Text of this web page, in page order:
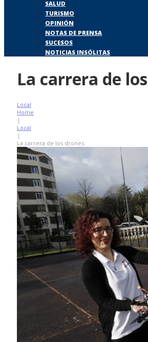
SALUD
TURISMO
OPINIÓN
NOTAS DE PRENSA
SUCESOS
NOTICIAS INSÓLITAS
La carrera de
Local
Home
|
Local
|
La carrera de los drones.